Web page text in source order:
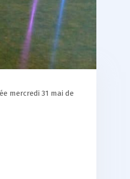
mercredi 31 mai de